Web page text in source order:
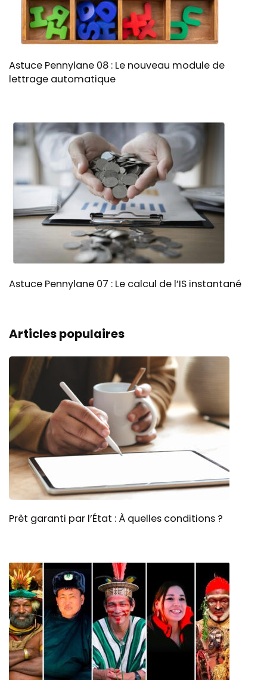
Astuce Pennylane 08 : Le nouveau module de
lettrage automatique
Astuce Pennylane 07 : Le calcul de l’IS instantané
Articles populaires
Prêt garanti par l’État : À quelles conditions ?